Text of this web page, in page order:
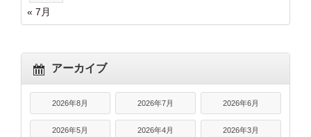
« 7月
アーカイブ
2026年8月 2026年7月 2026年6月
2026年5月 2026年4月 2026年3月